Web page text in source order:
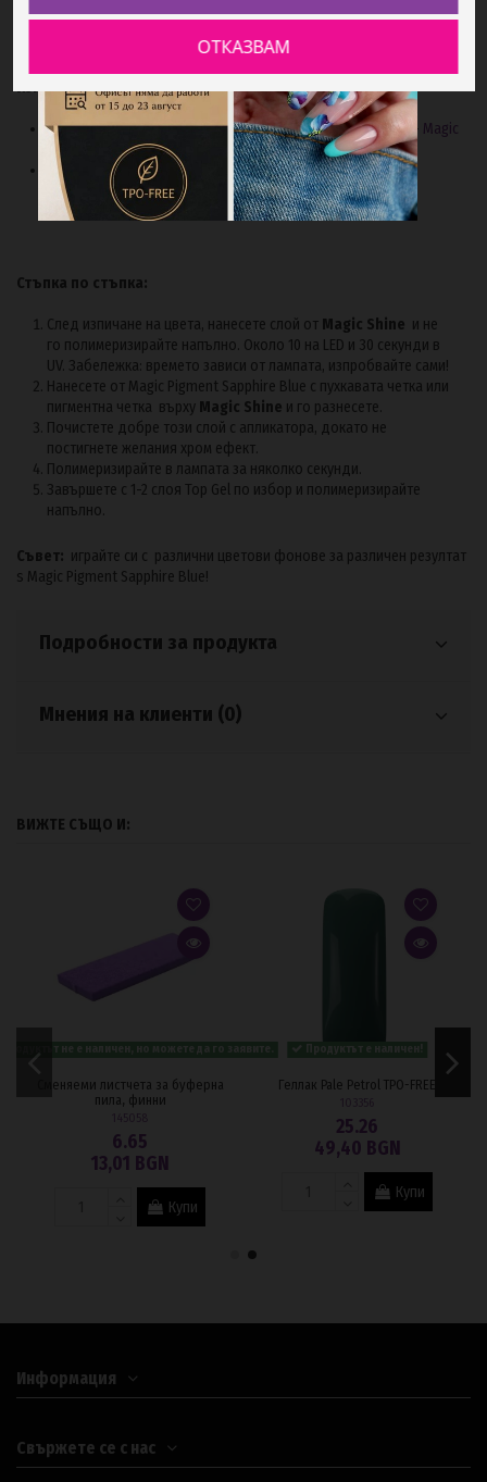
Изисквания:
Използван е специален Топ за пигменти без лепкав слой - Magic
Shine
Pigment Brush (четка за пигменти)
Стъпка по стъпка:
След изпичане на цвета, нанесете слой от Magic Shine и не
го полимеризирайте напълно. Около 10 на LED и 30 секунди в
UV. Забележка: времето зависи от лампата, изпробвайте сами!
Нанесете от Magic Pigment Sapphire Blue с пухкавата четка или
пигментна четка върху Magic Shine и го разнесете.
Почистете добре този слой с апликатора, докато не
постигнете желания хром ефект.
Полимеризирайте в лампата за няколко секунди.
Завършете с 1-2 слоя Top Gel по избор и полимеризирайте
напълно.
Съвет: играйте си с различни цветови фонове за различен резултат
s Magic Pigment Sapphire Blue!
Подробности за продукта
Мнения на клиенти (0)
ВИЖТЕ СЪЩО И:
Сменяеми листчета за буферна
пила, финни
6.65
13,01 BGN
Купи
Геллак Pale Petrol TPO-FREE
25.26
49,40 BGN
Купи
Информация
Свържете се с нас
ОТКАЗВАМ